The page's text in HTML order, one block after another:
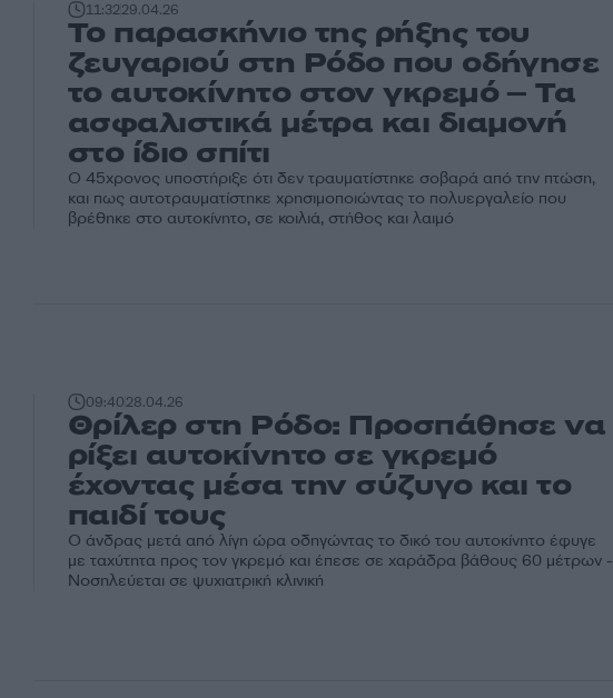
11:3229.04.26
Το παρασκήνιο της ρήξης του
ζευγαριού στη Ρόδο που οδήγησε
το αυτοκίνητο στον γκρεμό – Τα
ασφαλιστικά μέτρα και διαμονή
στο ίδιο σπίτι
Ο 45χρονος υποστήριξε ότι δεν τραυματίστηκε σοβαρά από την πτώση,
και πως αυτοτραυματίστηκε χρησιμοποιώντας το πολυεργαλείο που
βρέθηκε στο αυτοκίνητο, σε κοιλιά, στήθος και λαιμό
09:4028.04.26
Θρίλερ στη Ρόδο: Προσπάθησε να
ρίξει αυτοκίνητο σε γκρεμό
έχοντας μέσα την σύζυγο και το
παιδί τους
Ο άνδρας μετά από λίγη ώρα οδηγώντας το δικό του αυτοκίνητο έφυγε
με ταχύτητα προς τον γκρεμό και έπεσε σε χαράδρα βάθους 60 μέτρων -
Νοσηλεύεται σε ψυχιατρική κλινική